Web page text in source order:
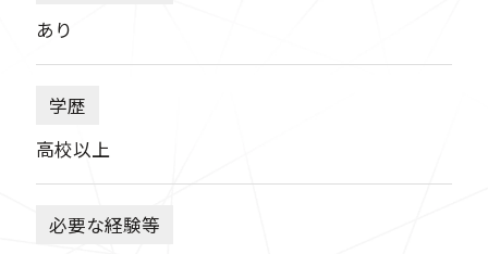
あり
学歴
高校以上
必要な経験等